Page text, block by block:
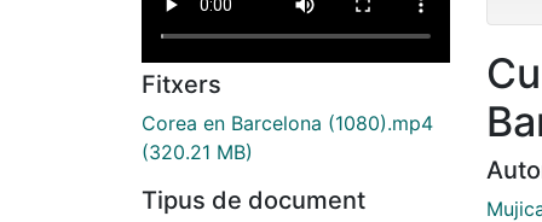
Fitxers
Corea en Barcelona (1080).mp4
(320.21 MB)
Tipus de document